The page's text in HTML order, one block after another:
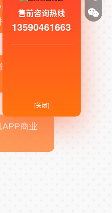
，但没有技术
不
商业
售前咨询热线
13590461663
[关闭]